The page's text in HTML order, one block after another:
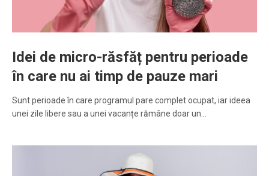
Idei de micro-răsfăț pentru perioade
în care nu ai timp de pauze mari
Sunt perioade în care programul pare complet ocupat, iar ideea
unei zile libere sau a unei vacanțe rămâne doar un…